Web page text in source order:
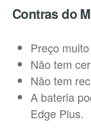
Contras do
Preço
Não tem
Não tem
A bateria
Edge Plus.